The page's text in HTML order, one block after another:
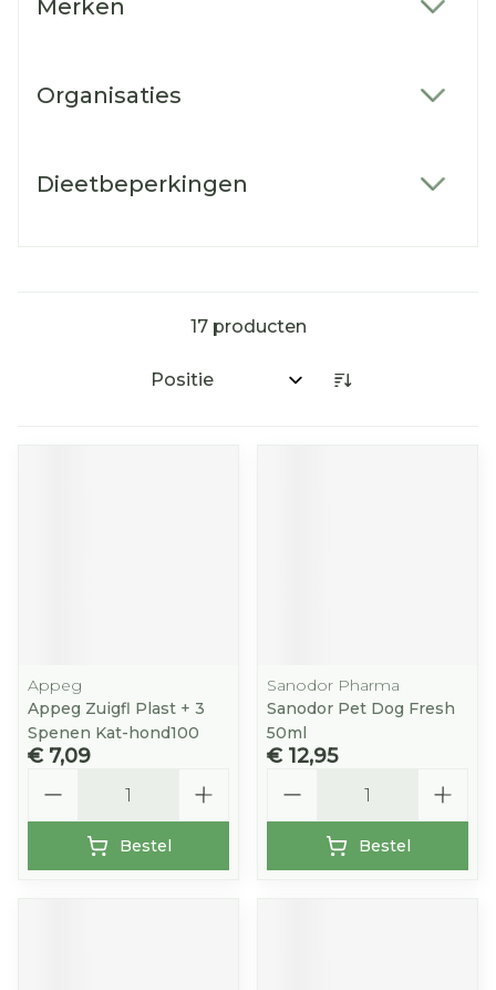
Merken
Organisaties
Dieetbeperkingen
17producten
Sorteer op:
Appeg
Appeg Zuigfl Plast + 3
Spenen Kat-hond100
€ 7,09
Bestel
Sanodor Pharma
Sanodor Pet Dog Fresh
50ml
€ 12,95
Bestel